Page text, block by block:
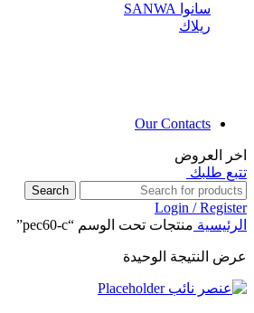
سانوا SANWA
ريلاك
Our Contacts
اخر العروض
تتبع طلبك
Search
Login / Register
الرئيسية منتجات تحت الوسم “pec60-c”
عرض النتيجة الوحيدة